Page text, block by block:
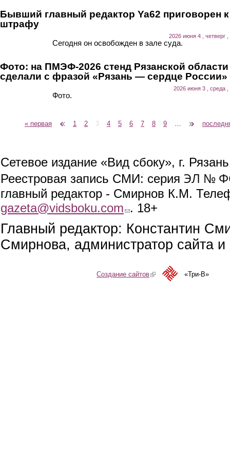
Бывший главный редактор Ya62 приговорен к
штрафу
2026 июня 4 , четверг ,
Сегодня он освобожден в зале суда.
Фото: на ПМЭФ-2026 стенд Рязанской области
сделали с фразой «Рязань — сердце России»
2026 июня 3 , среда ,
Фото.
Страницы
« первая 1 2 3 4 5 6 7 8 9
Сетевое издание «Вид сбоку», г.
Реестровая запись СМИ: серия ЭЛ №
главный редактор - Смирнов К.М.
gazeta@vidsboku.com (link sends e-mail)
. 18+
Главный редактор: Константин
Смирнова, администратор сайта
Создание сайтов(link is external)«Три-В»